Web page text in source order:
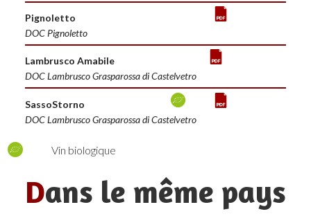
Pignoletto
DOC Pignoletto
Lambrusco Amabile
DOC Lambrusco Grasparossa di Castelvetro
SassoStorno
DOC Lambrusco Grasparossa di Castelvetro
Vin biologique
Dans le même pays